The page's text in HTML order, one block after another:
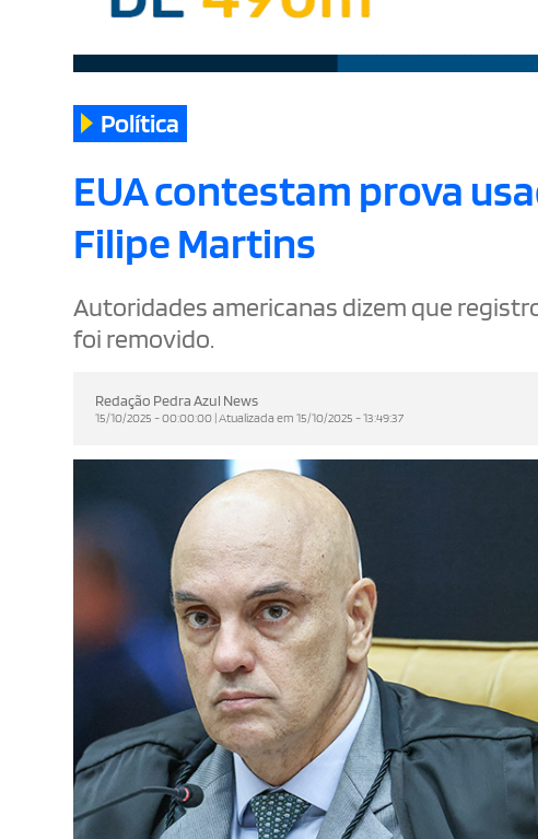
Política
EUA contestam prova
Filipe Martins
Autoridades americanas dizem que
foi removido.
Redação Pedra Azul News
15/10/2025 - 00:00:00 | Atualizada em 15/10/2025 - 13:49:37